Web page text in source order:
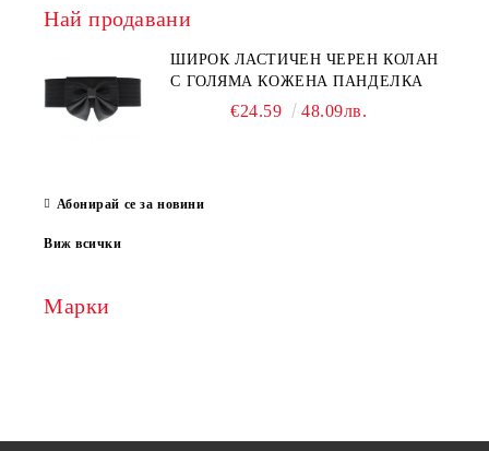
Най продавани
ШИРОК ЛАСТИЧЕН ЧЕРЕН КОЛАН
С ГОЛЯМА КОЖЕНА ПАНДЕЛКА
€24.59 48.09лв.
Абонирай се за новини
Виж всички
Марки